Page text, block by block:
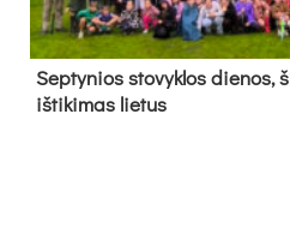
Sep­ty­nios sto­vyk­los die­nos,
iš­ti­ki­mas lie­tus